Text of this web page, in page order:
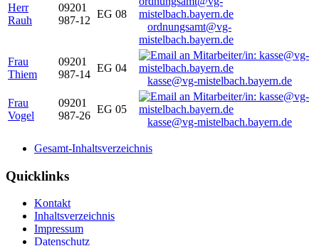
Herr
Rauh
09201
987-12
EG 08
ordnungsamt@vg-
mistelbach.bayern.de
Frau
Thiem
09201
987-14
EG 04
kasse@vg-mistelbach.bayern.de
Frau
Vogel
09201
987-26
EG 05
kasse@vg-mistelbach.bayern.de
Gesamt-Inhaltsverzeichnis
Quicklinks
Kontakt
Inhaltsverzeichnis
Impressum
Datenschutz